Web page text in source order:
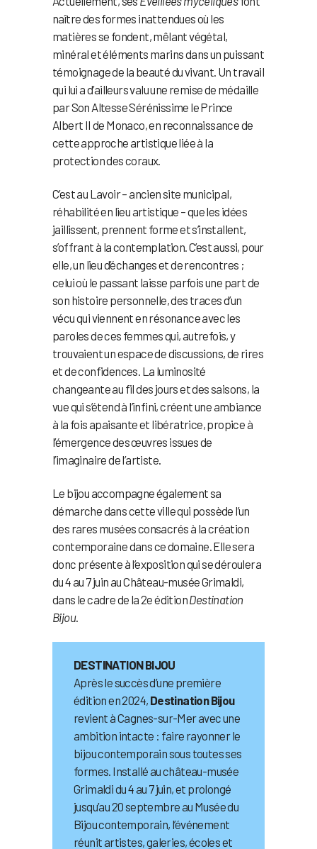
naître des formes inattendues où les
matières se fondent, mêlant végétal,
minéral et éléments marins dans un puissant
témoignage de la beauté du vivant. Un travail
qui lui a d’ailleurs valu une remise de médaille
par Son Altesse Sérénissime le Prince
Albert II de Monaco, en reconnaissance de
cette approche artistique liée à la
protection des coraux.
C’est au Lavoir – ancien site municipal,
réhabilité en lieu artistique – que les idées
jaillissent, prennent forme et s’installent,
s’offrant à la contemplation. C’est aussi, pour
elle, un lieu d’échanges et de rencontres ;
celui où le passant laisse parfois une part de
son histoire personnelle, des traces d’un
vécu qui viennent en résonance avec les
paroles de ces femmes qui, autrefois, y
trouvaient un espace de discussions, de rires
et de confidences. La luminosité
changeante au fil des jours et des saisons, la
vue qui s’étend à l’infini, créent une ambiance
à la fois apaisante et libératrice, propice à
l’émergence des œuvres issues de
l’imaginaire de l’artiste.
Le bijou accompagne également sa
démarche dans cette ville qui possède l’un
des rares musées consacrés à la création
contemporaine dans ce domaine. Elle sera
donc présente à l’exposition qui se déroulera
du 4 au 7 juin au Château-musée Grimaldi,
dans le cadre de la 2e éditionDestination
Bijou.
DESTINATION BIJOU
Après le succès d’une première
édition en 2024, Destination Bijou
revient à Cagnes-sur-Mer avec une
ambition intacte : faire rayonner le
bijou contemporain sous toutes ses
formes. Installé au château-musée
Grimaldi du 4 au 7 juin, et prolongé
jusqu’au 20 septembre au Musée du
Bijou contemporain, l’événement
réunit artistes, galeries, écoles et